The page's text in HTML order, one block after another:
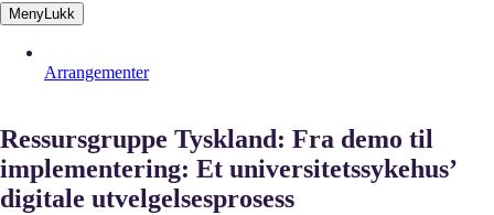
MenyLukk
Arrangementer
Ressursgruppe Tyskland: Fra demo til
implementering: Et universitetssykehus’
digitale utvelgelsesprosess